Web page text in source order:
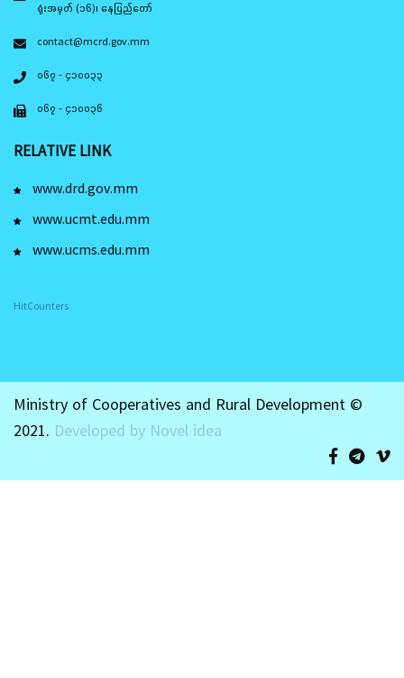
ရုံးအမှတ် (၁၆)၊ နေပြည်တော်
contact@mcrd.gov.mm
၀၆၇ - ၄၁၀၀၃၃
၀၆၇ - ၄၁၀၀၃၆
RELATIVE LINK
www.drd.gov.mm
www.ucmt.edu.mm
www.ucms.edu.mm
HitCounters
Ministry of Cooperatives and Rural Development ©
2021. Developed by Novel idea